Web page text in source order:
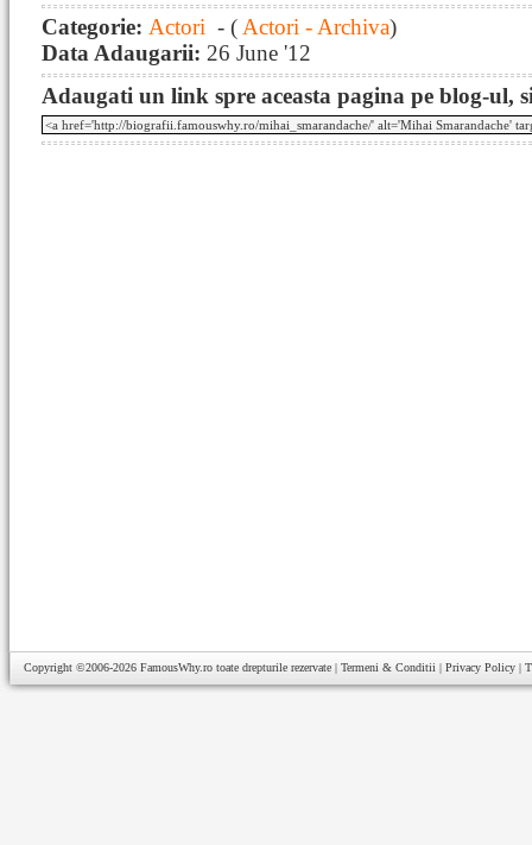
Categorie: Actori - ( Actori - Archiva)
Data Adaugarii: 26 June '12
Adaugati un link spre aceasta pagina pe blog-ul,
Copyright ©2006-2026 FamousWhy.ro toate drepturile rezervate | Termeni & Conditii | Privacy Policy |